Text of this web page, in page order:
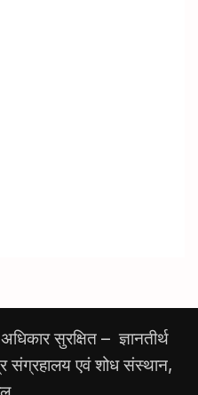
सुरक्षित – ज्ञानतीर्थ
संग्रहालय एवं शोध संस्थान,